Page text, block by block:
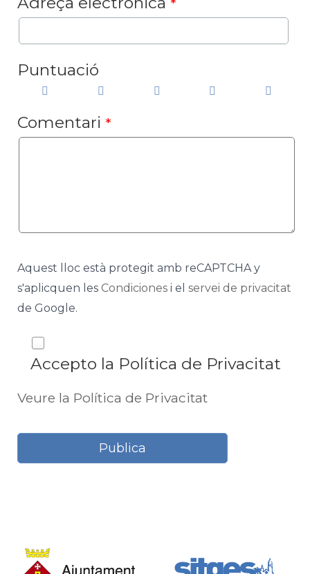
*
Puntuació
Comentari *
Aquest lloc està protegit amb reCAPTCHA y
s'aplicquen les Condiciones i el servei de privacitat
de Google.
Accepto la Política de Privacitat
Veure la Política de Privacitat